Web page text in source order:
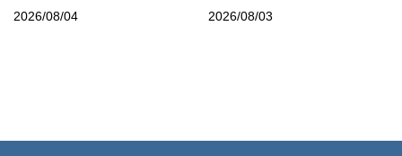
2026/08/04
2026/08/03